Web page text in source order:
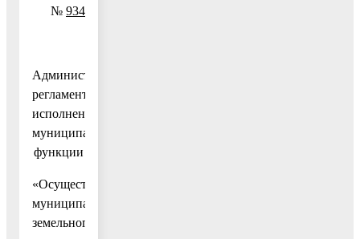
№ 934
Административный
регламент
исполнения
муниципальной
функции
«Осуществление
муниципального
земельного